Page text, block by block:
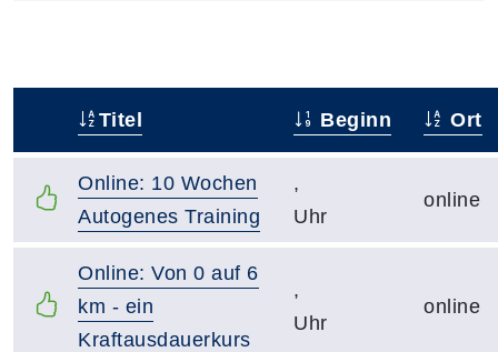
Titel Beginn Ort
Online: 10 Wochen
Autogenes Training
,
Uhr
online
Online: Von 0 auf 6
km - ein
Kraftausdauerkurs
,
Uhr
online